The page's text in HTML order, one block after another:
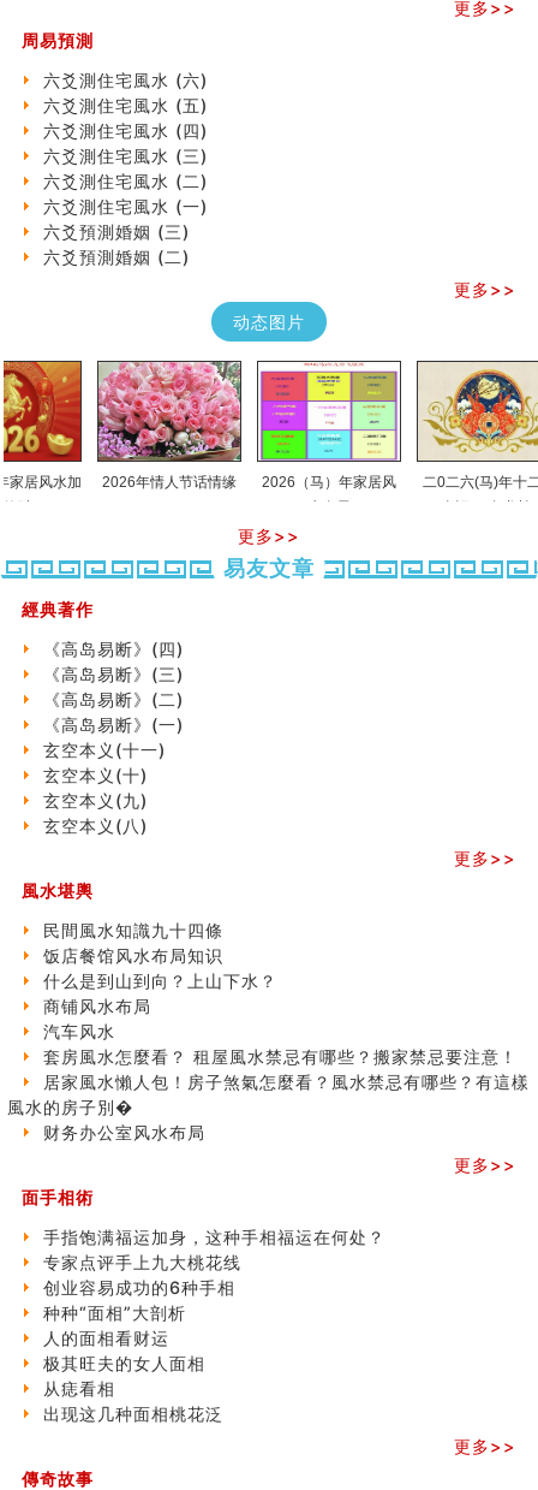
六爻測住宅風水 (六)
马斯克八字分析
饭店餐馆风水布局知识
六爻占卜中如何预测官运、事业运？
《高岛易断》(三)
专家点评手上九大桃花线
四柱八字快速直断技法
天池水
《高岛易断》(二)
算命先生都不外传的算命顺口溜
什么是到山到向？上山下水？
六爻算卦：我能面试升职吗？
《高岛易断》(一)
朱德總司命造 (名⼈⼋字淺析九）
刘燮鈞讲人相 手相论财运
如何给企业起名才能提高影响力
商铺风水布局
同年同月同日同时同地生命运为何却完全不同？
商舖大門的風水原則 (上)
家居常見風水形煞及化解方法 (三)
天要下雨娘要嫁人
预测开店怎么样
口相與命運
六爻測住宅風水 (五)
一篇文章解答八字命理所有困惑
汽车风水
姓名字义玄机藏凶吉
玄空本义(十)
套房風水怎麼看？ 租屋風水禁忌有哪些？搬家禁忌要注
精选1500个五行属金的字
玄空本义(九)
八字十神与坐基关系详解
精选1000个五行属土的字
人的面相看财运
玄空本义(八)
六爻算卦：测腹中胎儿是男是女
中國改革開放總設計師鄧小平命造 (名人八字淺析八）
测字（实例解释）
玄空本义(七)
商铺如何摆放物品催财招财
极其旺夫的女人面相
家居常見風水形煞及化解方法 (二)
居家風水懶人包！房子煞氣怎麼看？風水禁忌有哪些？有
這樣風水的房子別�
南半球的八字如何推排
玄空本义(六)
额相与命运
从痣看相
更多>>
周易預測
六爻測住宅風水 (六)
六爻測住宅風水 (五)
六爻測住宅風水 (四)
六爻測住宅風水 (三)
六爻測住宅風水 (二)
六爻測住宅風水 (一)
六爻預測婚姻 (三)
六爻預測婚姻 (二)
更多>>
动态图片
风水加 2026年情人节话情缘
2026（马）年家居风
二0二六(马)年十二生
更多>>
易友文章
經典著作
《高岛易断》(四)
《高岛易断》(三)
《高岛易断》(二)
《高岛易断》(一)
玄空本义(十一)
玄空本义(十)
玄空本义(九)
玄空本义(八)
更多>>
風水堪輿
民間風水知識九十四條
饭店餐馆风水布局知识
什么是到山到向？上山下水？
商铺风水布局
汽车风水
套房風水怎麼看？ 租屋風水禁忌有哪些？搬家禁忌要注意！
居家風水懶人包！房子煞氣怎麼看？風水禁忌有哪些？有這樣
風水的房子別�
财务办公室风水布局
更多>>
面手相術
手指饱满福运加身，这种手相福运在何处？
专家点评手上九大桃花线
创业容易成功的6种手相
种种“面相”大剖析
人的面相看财运
极其旺夫的女人面相
从痣看相
出现这几种面相桃花泛
更多>>
傳奇故事